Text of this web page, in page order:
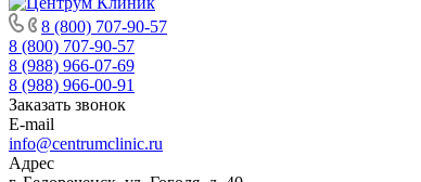
8 (800) 707-90-57
8 (800) 707-90-57
8 (988) 966-07-69
8 (988) 966-00-91
Заказать звонок
E-mail
info@centrumclinic.ru
Адрес